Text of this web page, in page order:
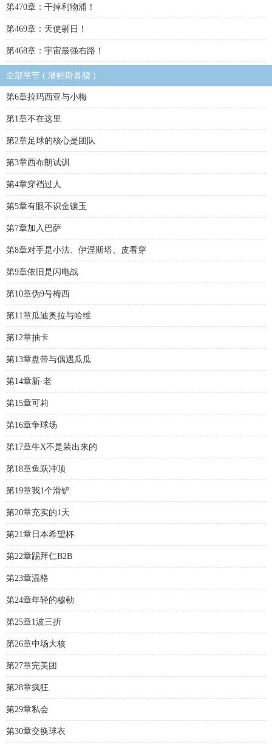
第470章：干掉利物浦！
第469章：天使射日！
第468章：宇宙最强右路！
全部章节 ( 潘帕斯兽腰 )
第6章拉玛西亚与小梅
第1章不在这里
第2章足球的核心是团队
第3章西布朗试训
第4章穿裆过人
第5章有眼不识金镶玉
第7章加入巴萨
第8章对手是小法、伊涅斯塔、皮看穿
第9章依旧是闪电战
第10章伪9号梅西
第11章瓜迪奥拉与哈维
第12章抽卡
第13章盘带与偶遇瓜瓜
第14章新·老
第15章可莉
第16章争球场
第17章牛X不是装出来的
第18章鱼跃冲顶
第19章我1个滑铲
第20章充实的1天
第21章日本希望杯
第22章踢拜仁B2B
第23章温格
第24章年轻的穆勒
第25章1波三折
第26章中场大核
第27章完美团
第28章疯狂
第29章私会
第30章交换球衣